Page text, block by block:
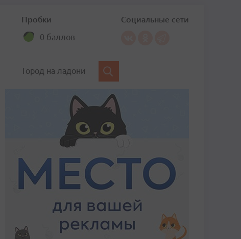
Пробки
0 баллов
Социальные сети
Город на ладони